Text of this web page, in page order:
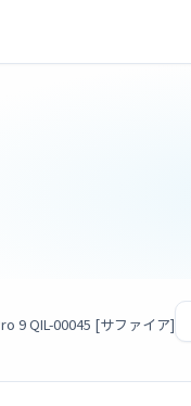
9 QIL-00045 [サファイア]